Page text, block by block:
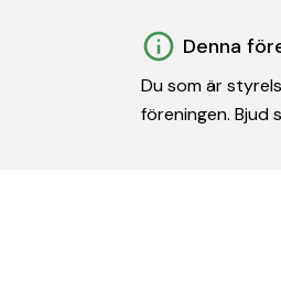
Denna
Du som är
föreningen. Bjud